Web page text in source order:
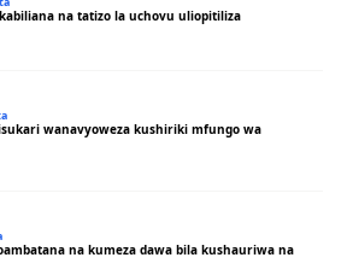
na tatizo la uchovu uliopitiliza
wanavyoweza kushiriki mfungo wa
na kumeza dawa bila kushauriwa na